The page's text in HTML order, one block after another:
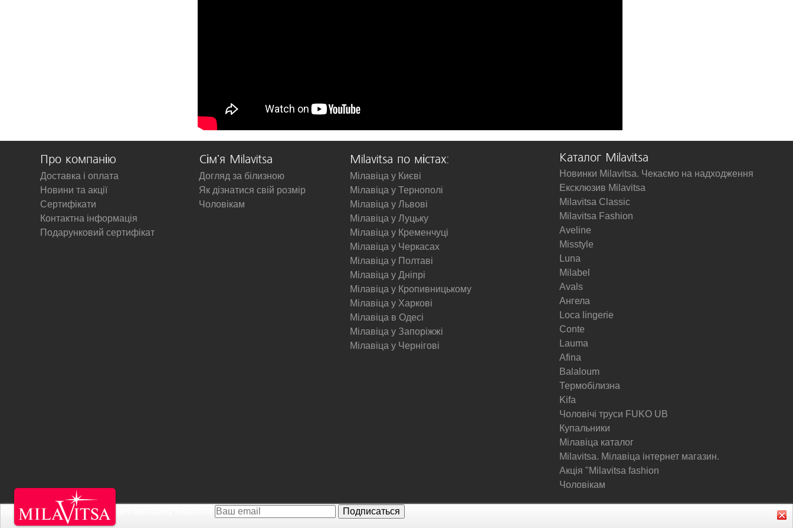
Про компанію
Доставка і оплата
Новини та акції
Сертифікати
Контактна інформація
Подарунковий сертифікат
Сім'я Milavitsa
Догляд за білизною
Як дізнатися свій розмір
Чоловікам
Milavitsa по містах:
Мілавіца у Києві
Мілавіца у Тернополі
Мілавіца у Львові
Мілавіца у Луцьку
Мілавіца у Кременчуці
Мілавіца у Черкасах
Мілавіца у Полтаві
Мілавіца у Дніпрі
Мілавіца у Кропивницькому
Мілавіца у Харкові
Мілавіца в Одесі
Мілавіца у Запоріжжі
Мілавіца у Чернігові
Каталог Milavitsa
Новинки Milavitsa. Чекаємо на надходження
Ексклюзив Milavitsa
Milavitsa Classic
Milavitsa Fashion
Aveline
Misstyle
Luna
Milabel
Avals
Ангела
Loca lingerie
Conte
Lauma
Afina
Balaloum
Термобілизна
Kifa
Чоловічі труси FUKO UB
Купальники
Мілавіца каталог
Milavitsa. Мілавіца інтернет магазин.
Акція "Milavitsa fashion
Чоловікам
Підписатися на Акції інтернет магазину © Milavitsa.